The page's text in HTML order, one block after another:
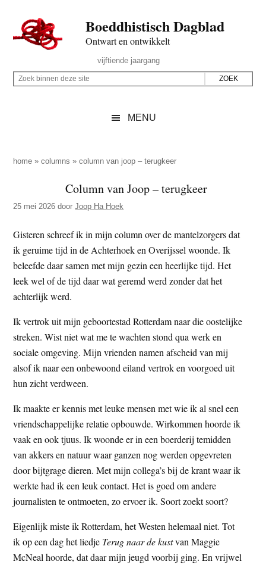
naar
de
inhoud
secondary
naar
de
sidebar
naar
de
Boeddhistisch Dagblad
Ontwart en ontwikkelt
Rechts
vijftiende jaargang
Z
p
z
e
s
i
t
e
Z
i
e
d
e
z
e
s
t
e
MENU
home »columns »column van joop – terugkeer
Column van Joop – terugkeer
25 mei 2026 doorJoop Ha Hoek
Gisteren schreef ik in mijn column over de mantelzorgers dat
ik geruime tijd in de Achterhoek en Overijssel woonde. Ik
beleefde daar samen met mijn gezin een heerlijke tijd. Het
leek wel of de tijd daar wat geremd werd zonder dat het
achterlijk werd.
Ik vertrok uit mijn geboortestad Rotterdam naar die oostelijke
streken. Wist niet wat me te wachten stond qua werk en
sociale omgeving. Mijn vrienden namen afscheid van mij
alsof ik naar een onbewoond eiland vertrok en voorgoed uit
hun zicht verdween.
Ik maakte er kennis met leuke mensen met wie ik al snel een
vriendschappelijke relatie opbouwde. Wirkommen hoorde ik
vaak en ook tjuus. Ik woonde er in een boerderij temidden
van akkers en natuur waar ganzen nog werden opgevreten
door bijtgrage dieren. Met mijn collega’s bij de krant waar ik
werkte had ik een leuk contact. Het is goed om andere
journalisten te ontmoeten, zo ervoer ik. Soort zoekt soort?
Eigenlijk miste ik Rotterdam, het Westen helemaal niet. Tot
ik op een dag het liedje Terug naar de kustvan Maggie
McNeal hoorde, dat daar mijn jeugd voorbij ging. En vrijwel